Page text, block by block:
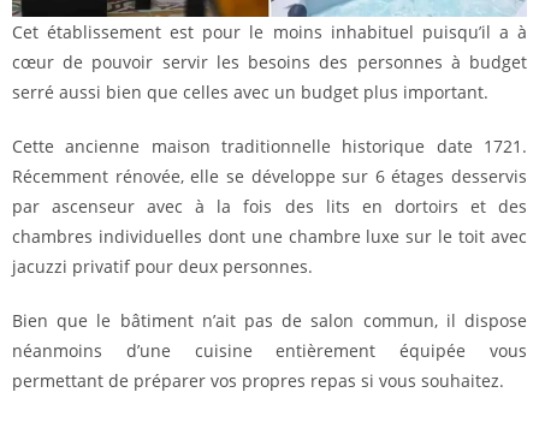
Cet établissement est pour le moins inhabituel puisqu’il a à
cœur de pouvoir servir les besoins des personnes à budget
serré aussi bien que celles avec un budget plus important.
Cette ancienne maison traditionnelle historique date 1721.
Récemment rénovée, elle se développe sur 6 étages desservis
par ascenseur avec à la fois des lits en dortoirs et des
chambres individuelles dont une chambre luxe sur le toit avec
jacuzzi privatif pour deux personnes.
Bien que le bâtiment n’ait pas de salon commun, il dispose
néanmoins d’une cuisine entièrement équipée vous
permettant de préparer vos propres repas si vous souhaitez.